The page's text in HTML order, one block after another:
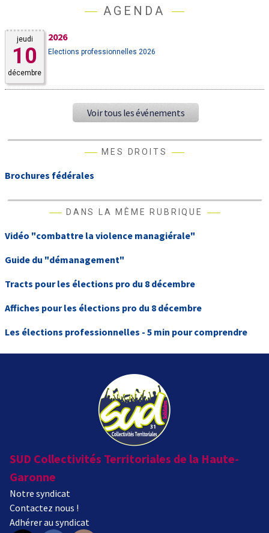
AGENDA
jeudi
10
décembre
2026
Elections professionnelles 2026
Voir tous les événements
MES DROITS
Brochures fédérales
DANS LA MÊME RUBRIQUE
Vidéo "combattre la violence managiérale"
Guide du "démanagement"
Tracts pour les élections pro du 8 décembre
Affiches pour les élections pro du 8 décembre
Les élections professionnelles - 5 min pour comprendre
SUD Collectivités Territoriales de la Haute-
Garonne
Notre syndicat
Contactez nous !
Adhérer au syndicat